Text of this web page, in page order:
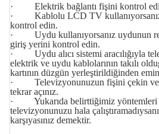
· Elektrik bağlantı fişini kontrol
· Kablolu LCD TV kullanıyorsanız,
kontrol edin.
· Uydu kullanıyorsanız uydunun
giriş yerini kontrol edin.
· Uydu alıcı sistemi aracılığıyla
elektrik ve uydu kablolarının takılı
kartının düzgün yerleştirildiğinden
· Televizyonunuzun fişini çekin ve
tekrar açınız.
· Yukarıda belirttiğimiz yöntemleri
televizyonunuzu hala
karşıyasınız demektir.